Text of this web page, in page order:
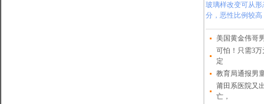
玻璃样改变可从
分，恶性比例较
美国黄金伟哥
可怕！只需3
定
教育局通报男
莆田系医院又
亡，